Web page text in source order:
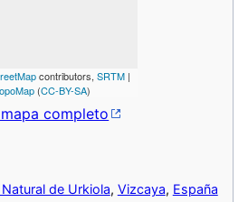
contributors,SRTM |
(CC-BY-SA)
completo
de Urkiola, Vizcaya, España